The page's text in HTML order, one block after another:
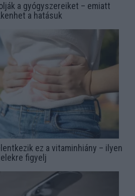
a gyógyszereiket – emiatt
a hatásuk
ez a vitaminhiány – ilyen
figyelj